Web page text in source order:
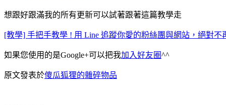
想跟好跟滿我的所有更新可以試著跟著這篇教學走
[教學] 手把手教學 ! 用 Line 追蹤你愛的粉絲團與網站，絕對不
如果您使用的是Google+可以把我加入好友圈^^
原文發表於傻瓜狐狸的雜碎物品